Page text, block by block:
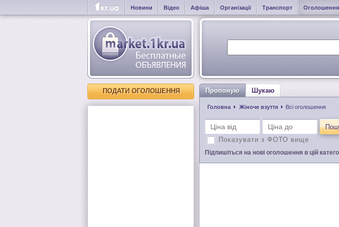
Новини Відео Афіша Організації Транспорт Оголошення
ПОДАТИ ОГОЛОШЕННЯ Пропоную Шукаю
Головна Жіноче взуття Всі оголошення
Показувати з ФОТО вище
Підпишіться на нові оголошення в цій